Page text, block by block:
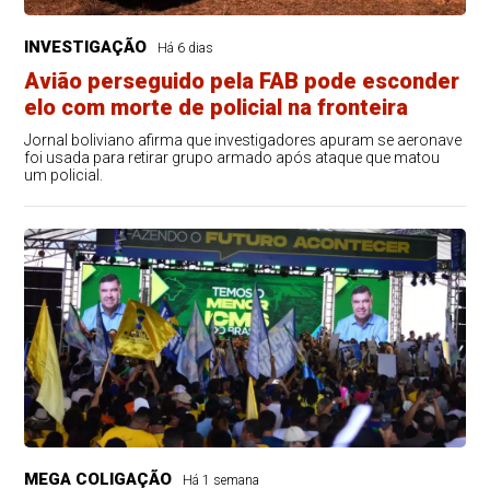
INVESTIGAÇÃO Há 6 dias
Avião perseguido pela FAB pode esconder
elo com morte de policial na fronteira
Jornal boliviano afirma que investigadores apuram se aeronave
foi usada para retirar grupo armado após ataque que matou
um policial.
MEGA COLIGAÇÃO Há 1 semana